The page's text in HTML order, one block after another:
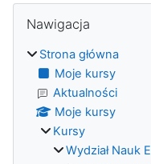
Bloki
Nawigacja
Strona główna
Moje kursy
Aktualności
Moje kursy
Kursy
Wydział Nauk